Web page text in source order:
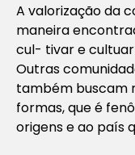
A valorização da
maneira
cul- tivar e
Outras
também buscam
formas, que é
origens e ao país